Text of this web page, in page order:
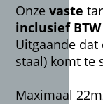
Onzevaste
inclusief BTW
Uitgaande
staal) komt te
Maximaal